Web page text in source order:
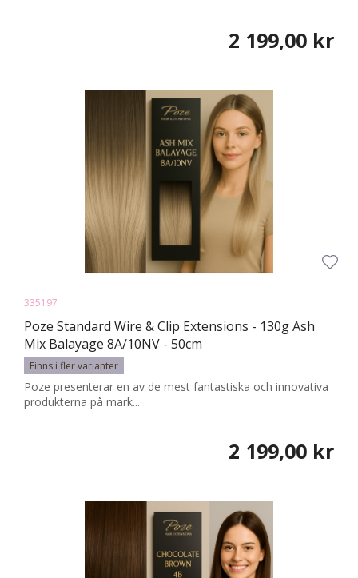
2 199,00 kr
335197
Poze Standard Wire & Clip Extensions - 130g Ash
Mix Balayage 8A/10NV - 50cm
Finns i fler varianter
Poze presenterar en av de mest fantastiska och innovativa
produkterna på mark...
2 199,00 kr